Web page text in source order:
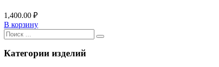
1,400.00 ₽
В корзину
Категории изделий